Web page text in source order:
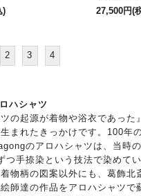
)
27,500円(
2 3 4
ハシャツ
ツの起源が着物や浴衣であっ
まれたきっかけです。100年
のアロハシャツは、当時
つ手捺染という技法で染めて
物柄の図案以外にも、葛飾北
師達の作品をアロハシャツで